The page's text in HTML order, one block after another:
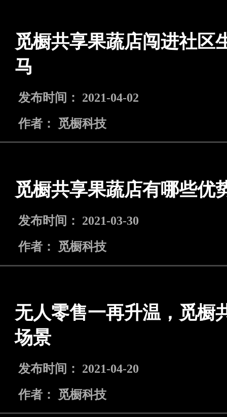
觅橱共享果蔬店闯进社区
马
发布时间： 2021-04-02
作者： 觅橱科技
觅橱共享果蔬店有哪些优
发布时间： 2021-03-30
作者： 觅橱科技
无人零售一再升温，觅橱
场景
发布时间： 2021-04-20
作者： 觅橱科技